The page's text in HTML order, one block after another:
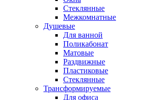
Стеклянные
Межкомнатные
Душевые
Для ванной
Поликабонат
Матовые
Раздвижные
Пластиковые
Стеклянные
Трансформируемые
Для офиса